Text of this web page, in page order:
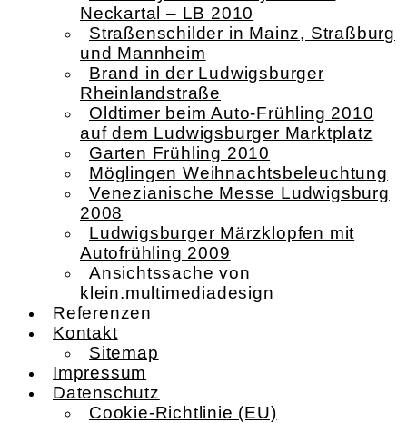
Neckartal – LB 2010
Straßenschilder in Mainz, Straßburg
und Mannheim
Brand in der Ludwigsburger
Rheinlandstraße
Oldtimer beim Auto-Frühling 2010
auf dem Ludwigsburger Marktplatz
Garten Frühling 2010
Möglingen Weihnachtsbeleuchtung
Venezianische Messe Ludwigsburg
2008
Ludwigsburger Märzklopfen mit
Autofrühling 2009
Ansichtssache von
klein.multimediadesign
Referenzen
Kontakt
Sitemap
Impressum
Datenschutz
Cookie-Richtlinie (EU)